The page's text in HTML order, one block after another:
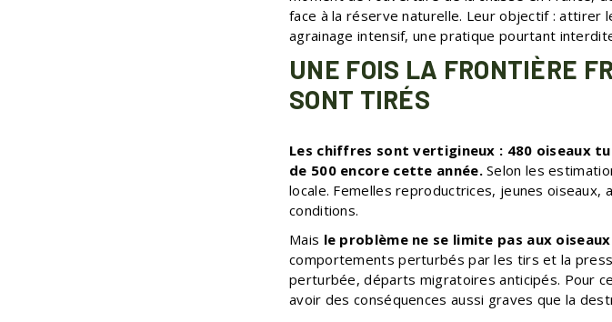
face à la réserve naturelle. Leur objectif : attirer
agrainage intensif, une pratique pourtant
UNE FOIS LA FRONTIÈRE
SONT TIRÉS
Les chiffres sont vertigineux : 480 oiseaux
de 500 encore cette année.Selon les
locale. Femelles reproductrices, jeunes oiseaux,
conditions.
Mais le problème ne se limite pas aux
comportements perturbés par les tirs et la
perturbée, départs migratoires anticipés. Pour
avoir des conséquences aussi graves que la